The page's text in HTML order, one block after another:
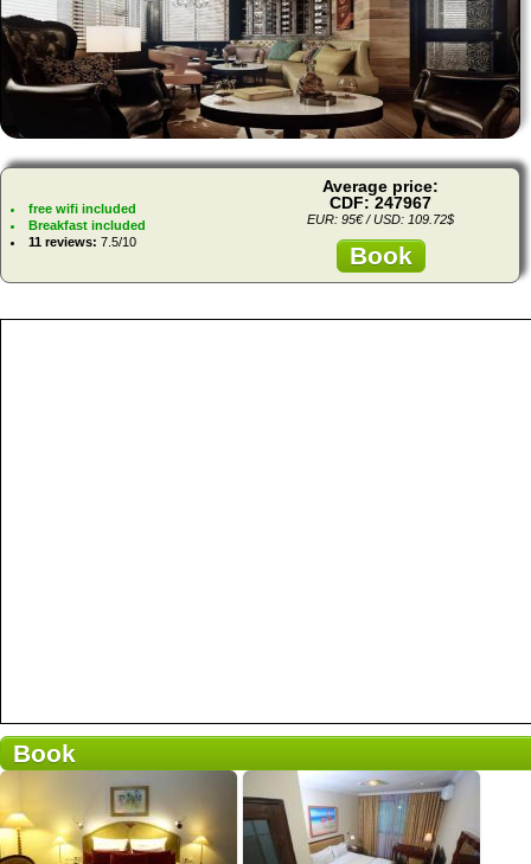
free wifi included
Breakfast included
11 reviews: 7.5/10
Average price:
CDF: 247967
EUR: 95€ / USD: 109.72$
Book
Book